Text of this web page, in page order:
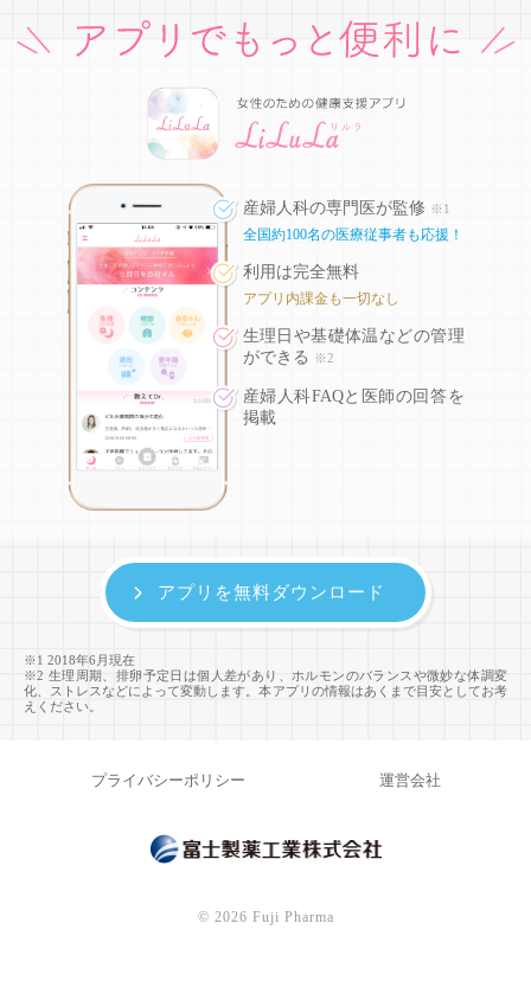
産婦人科の専門医が監修 ※1
全国約100名の医療従事者も応援！
利用は完全無料
アプリ内課金も一切なし
生理日や基礎体温などの管理
ができる
※2
産婦人科FAQと医師の回答を
掲載
※1 2018年6月現在
※2 生理周期、排卵予定日は個人差があり、ホルモンのバランスや微妙な体調変
化、ストレスなどによって変動します。本アプリの情報はあくまで目安としてお考
えください。
アプリを無料ダウンロード
プライバシーポリシー 運営会社
© 2026 Fuji Pharma